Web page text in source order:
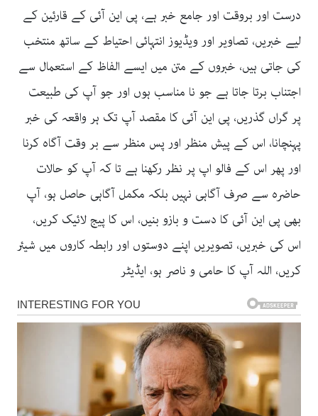
درست اور بروقت اور جامع خبر ہے، پی این آئی کے قارئین کے
لیے خبریں، تصاویر اور ویڈیوز انتہائی احتیاط کے ساتھ منتخب
کی جاتی ہیں، خبروں کے متن میں ایسے الفاظ کے استعمال سے
اجتناب برتا جاتا ہے جو نا مناسب ہوں اور جو آپ کی طبیعت
پر گراں گذریں، پی این آئی کا مقصد آپ تک ہر واقعہ کی خبر
پہنچانا، اس کے پیش منظر اور پس منظر سے بر وقت آگاہ کرنا
اور پھر اس کے فالو اپ پر نظر رکھنا ہے تا کہ آپ کو حالات
حاضرہ سے صرف آگاہی نہیں بلکہ مکمل آگاہی حاصل ہو، آپ
بھی پی این آئی کا دست و بازو بنیں، اس کا پیج لائیک کریں،
اس کی خبریں، تصویریں اپنے دوستوں اور رابطہ کاروں میں شیئر
کریں، اللہ آپ کا حامی و ناصر ہو، ایڈیٹر